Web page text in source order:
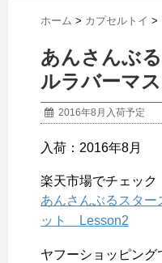
ホーム > カプセルトイ >
あんさんぶ
ルラバーマ
2016年8月入荷予定
入荷：2016年8月
楽天市場でチェック
あんさんぶるスター
ット Lesson2
ヤフーショッピング